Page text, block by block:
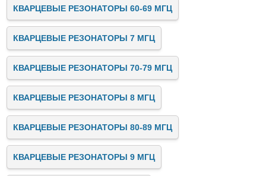
КВАРЦЕВЫЕ РЕЗОНАТОРЫ 60-69 МГЦ
КВАРЦЕВЫЕ РЕЗОНАТОРЫ 7 МГЦ
КВАРЦЕВЫЕ РЕЗОНАТОРЫ 70-79 МГЦ
КВАРЦЕВЫЕ РЕЗОНАТОРЫ 8 МГЦ
КВАРЦЕВЫЕ РЕЗОНАТОРЫ 80-89 МГЦ
КВАРЦЕВЫЕ РЕЗОНАТОРЫ 9 МГЦ